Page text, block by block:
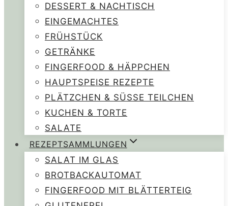
DESSERT & NACHTISCH
EINGEMACHTES
FRÜHSTÜCK
GETRÄNKE
FINGERFOOD & HÄPPCHEN
HAUPTSPEISE REZEPTE
PLÄTZCHEN & SÜSSE TEILCHEN
KUCHEN & TORTE
SALATE
REZEPTSAMMLUNGEN
SALAT IM GLAS
BROTBACKAUTOMAT
FINGERFOOD MIT BLÄTTERTEIG